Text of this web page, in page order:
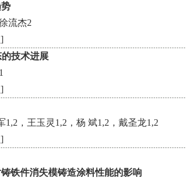
流杰2
]
技术进展
]
1,2，王玉灵1,2，杨 斌1,2，戴圣龙1,2
]
铁件消失模铸造涂料性能的影响